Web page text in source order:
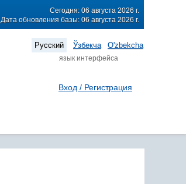
Сегодня: 06 августа 2026 г.
Дата обновления базы: 06 августа 2026 г.
Русский Ўзбекча O'zbekcha
язык интерфейса
Вход / Регистрация